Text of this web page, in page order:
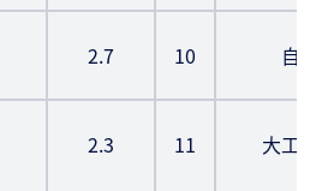
2.7 10 自
2.3 11 大工